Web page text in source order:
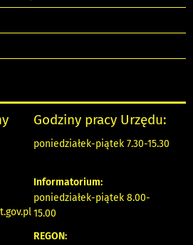
Godziny pracy Urzędu:
poniedziałek-piątek 7.30-15.30
Informatorium:
poniedziałek-piątek 8.00-
15.00
REGON: